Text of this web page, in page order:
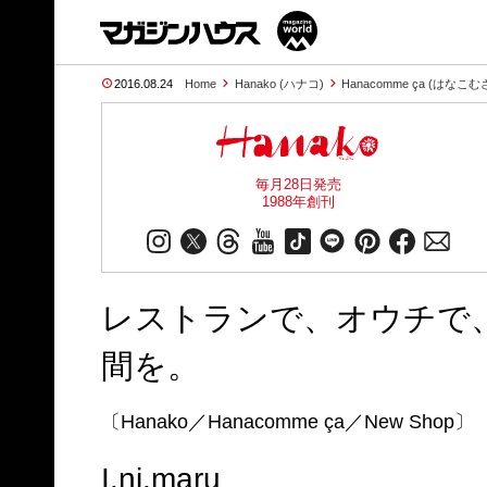
2016.08.24 Home Hanako (ハナコ) Hanacomme ça (はなこむ
毎月28日発売
1988年創刊
レストランで、オウチ
間を。
〔Hanako／Hanacomme ça／New Shop〕
I.ni.maru